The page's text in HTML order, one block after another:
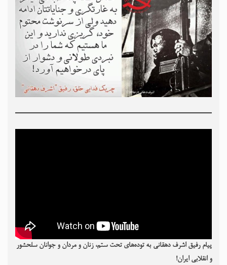
پیام رفیق اشرف دهقانی به توده‌های تحت ستم، زنان و مردان و جوانان سلحشور
و انقلابی ایران!